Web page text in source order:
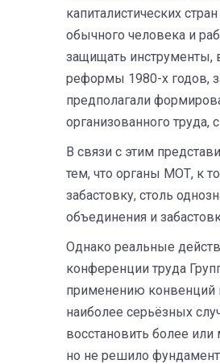
капиталистических
обычного человека и
защищать инструменты,
реформы 1980-х годов,
предполагали
организованного
В связи с этим
тем, что органы МОТ, к
забастовку, столь
объединения и
Однако реальные
конференции труда
применению конвенций
наиболее серьёзных
восстановить более
но не решило